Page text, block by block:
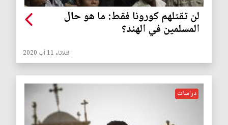
لن تقتلهم كورونا فقط: ما هو حال
المسلمين في الهند؟
الثلاثاء 11 آب 2020
دراسات